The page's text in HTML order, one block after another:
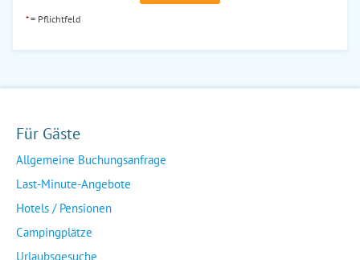
*= Pflichtfeld
Für Gäste
Allgemeine Buchungsanfrage
Last-Minute-Angebote
Hotels / Pensionen
Campingplätze
Urlaubsgesuche